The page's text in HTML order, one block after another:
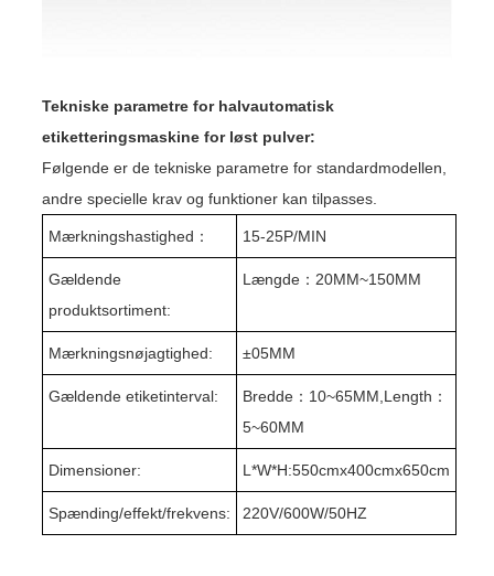
Tekniske parametre for halvautomatisk
etiketteringsmaskine for løst pulver:
Følgende er de tekniske parametre for standardmodellen,
andre specielle krav og funktioner kan tilpasses.
Mærkningshastighed ： 15-25P/MIN
Gældende
produktsortiment:
Længde： 20MM~150MM
Mærkningsnøjagtighed: ±05MM
Gældende etiketinterval: Bredde： 10~65MM, L ength ：
5~60MM
Dimensioner: L *W*H:550cmx400cmx650cm
Spænding/effekt/frekvens: 220V/600W/50HZ